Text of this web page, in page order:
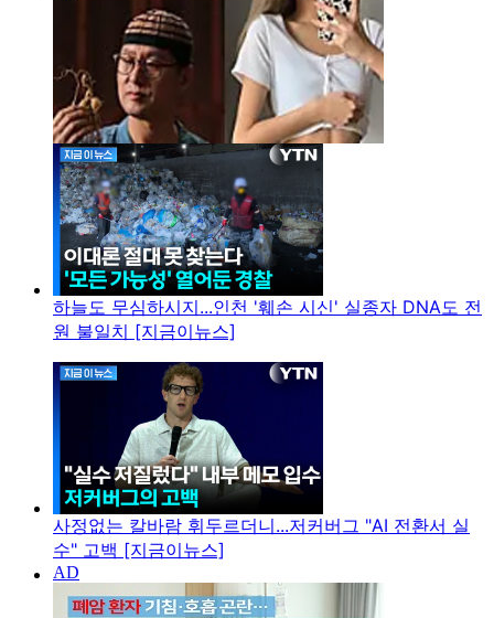
하늘도 무심하시지...인천 '훼손 시신' 실종자 DNA도 전
원 불일치 [지금이뉴스]
사정없는 칼바람 휘두르더니...저커버그 "AI 전환서 실
수" 고백 [지금이뉴스]